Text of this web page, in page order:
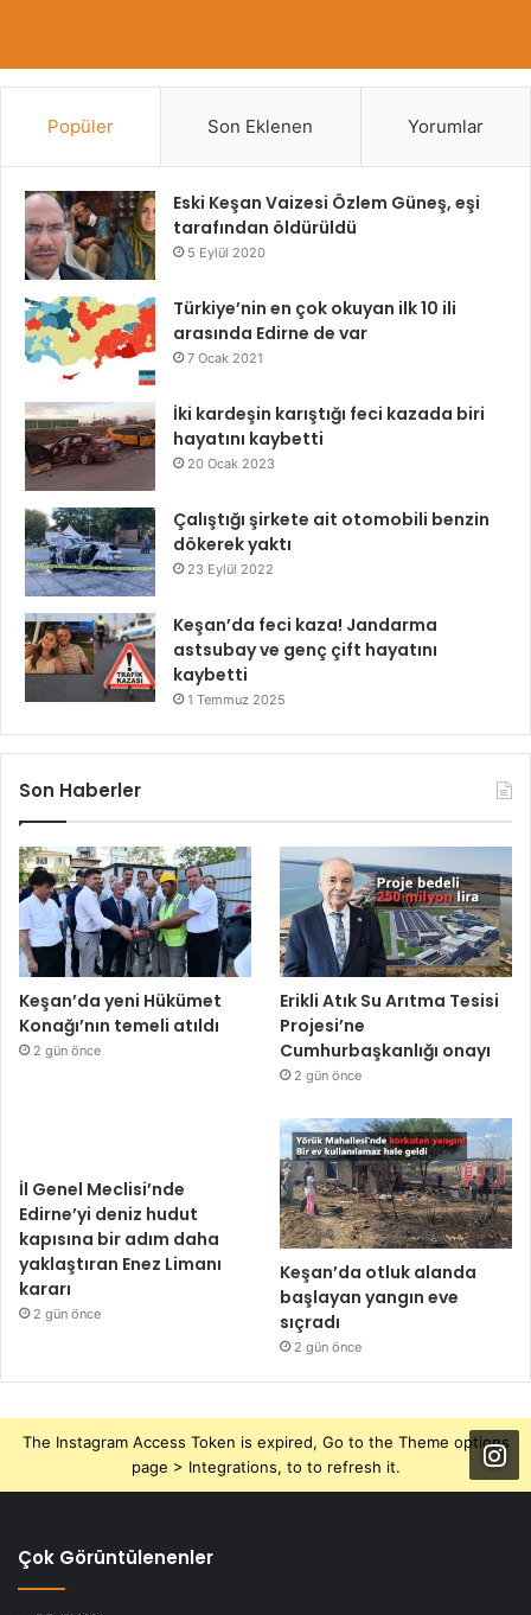
Popüler Son Eklenen Yorumlar
Eski Keşan Vaizesi Özlem Güneş, eşi
tarafından öldürüldü
5 Eylül 2020
Türkiye’nin en çok okuyan ilk 10 ili
arasında Edirne de var
7 Ocak 2021
İki kardeşin karıştığı feci kazada biri
hayatını kaybetti
20 Ocak 2023
Çalıştığı şirkete ait otomobili benzin
dökerek yaktı
23 Eylül 2022
Keşan’da feci kaza! Jandarma
astsubay ve genç çift hayatını
kaybetti
1 Temmuz 2025
Son Haberler
Keşan’da yeni Hükümet
Konağı’nın temeli atıldı
2 gün önce
Erikli Atık Su Arıtma Tesisi
Projesi’ne
Cumhurbaşkanlığı onayı
2 gün önce
İl Genel Meclisi’nde
Edirne’yi deniz hudut
kapısına bir adım daha
yaklaştıran Enez Limanı
kararı
2 gün önce
Keşan’da otluk alanda
başlayan yangın eve
sıçradı
2 gün önce
The Instagram Access Token is expired, Go to the Theme options
page > Integrations, to to refresh it.
Çok Görüntülenenler